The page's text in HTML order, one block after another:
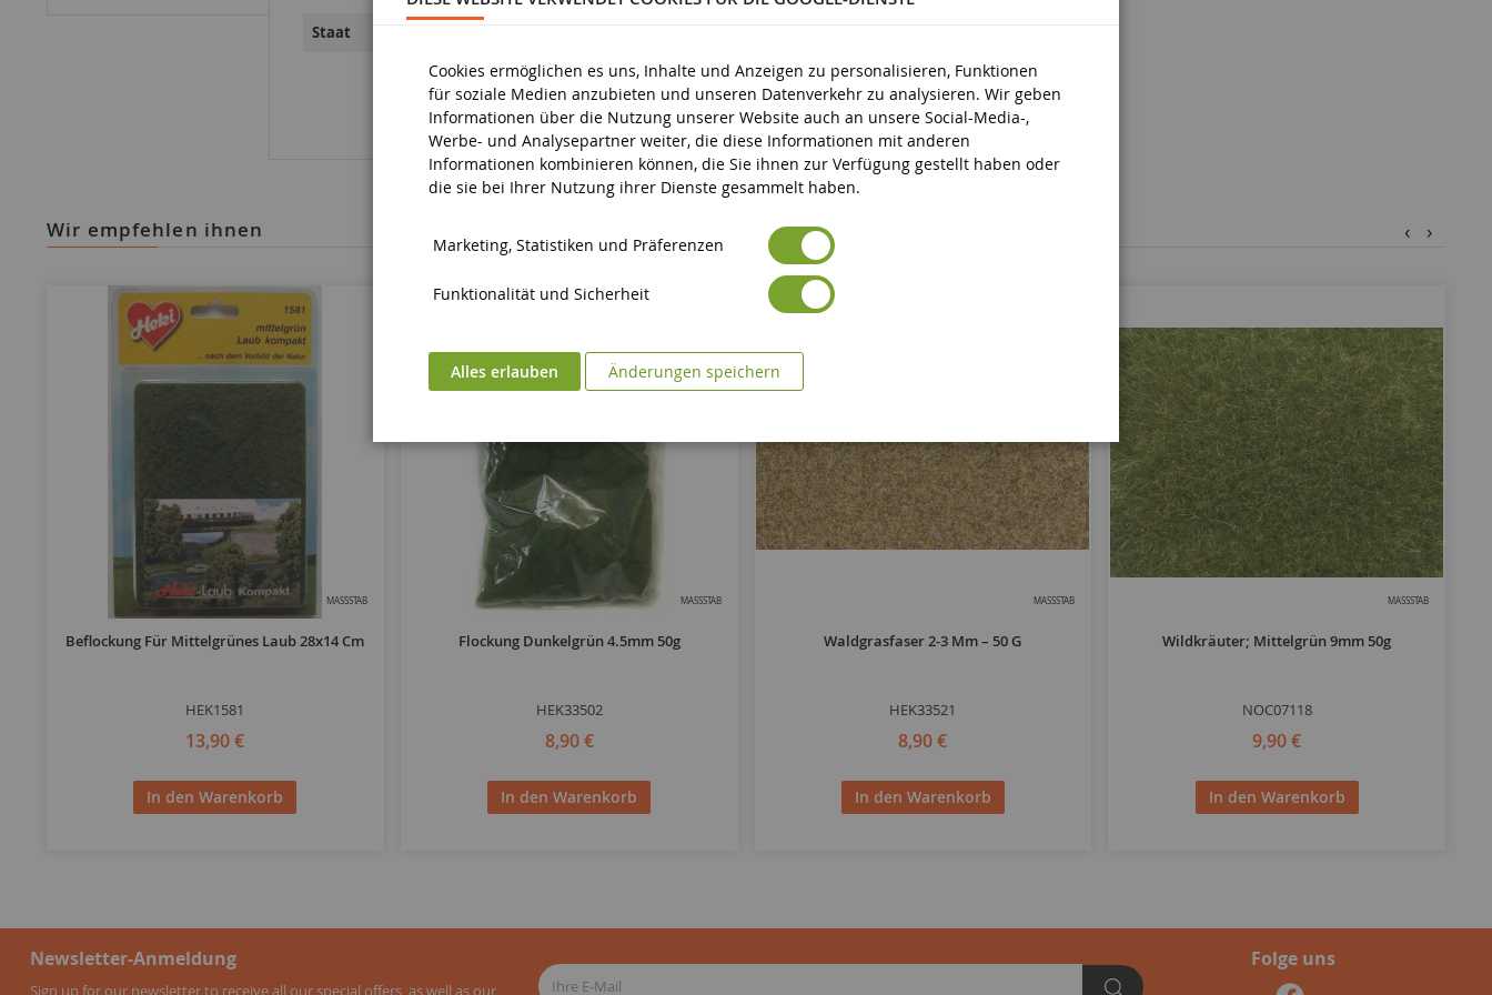
Staat
wir empfehlen ihnen
MASSSTAB
Beflockung Für Mittelgrünes Laub 28x14 Cm
HEK1581
13,90 €
In den Warenkorb
MASSSTAB
Flockung Dunkelgrün 4.5mm 50g
HEK33502
8,90 €
In den Warenkorb
MASSSTAB
Waldgrasfaser 2-3 Mm – 50 G
HEK33521
8,90 €
In den Warenkorb
MASSSTAB
Wildkräuter; Mittelgrün 9mm 50g
NOC07118
9,90 €
In den Warenkorb
‹ ›
Newsletter-Anmeldung
Sign up for our newsletter to receive all our special offers, as well as our
Folge uns
Cookies ermöglichen es uns, Inhalte und Anzeigen zu personalisieren, Funktionen
für soziale Medien anzubieten und unseren Datenverkehr zu analysieren. Wir geben
Informationen über die Nutzung unserer Website auch an unsere Social-Media-,
Werbe- und Analysepartner weiter, die diese Informationen mit anderen
Informationen kombinieren können, die Sie ihnen zur Verfügung gestellt haben oder
die sie bei Ihrer Nutzung ihrer Dienste gesammelt haben.
Marketing, Statistiken und Präferenzen
Funktionalität und Sicherheit
Alles erlauben Änderungen speichern